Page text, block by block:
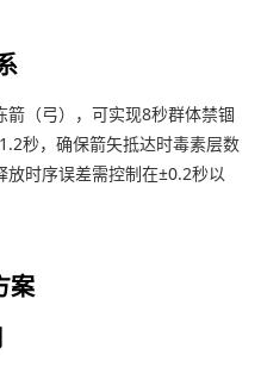
（弓），可实现8秒群体禁锢
秒，确保箭矢抵达时毒素层数
时序误差需控制在±0.2秒以
案